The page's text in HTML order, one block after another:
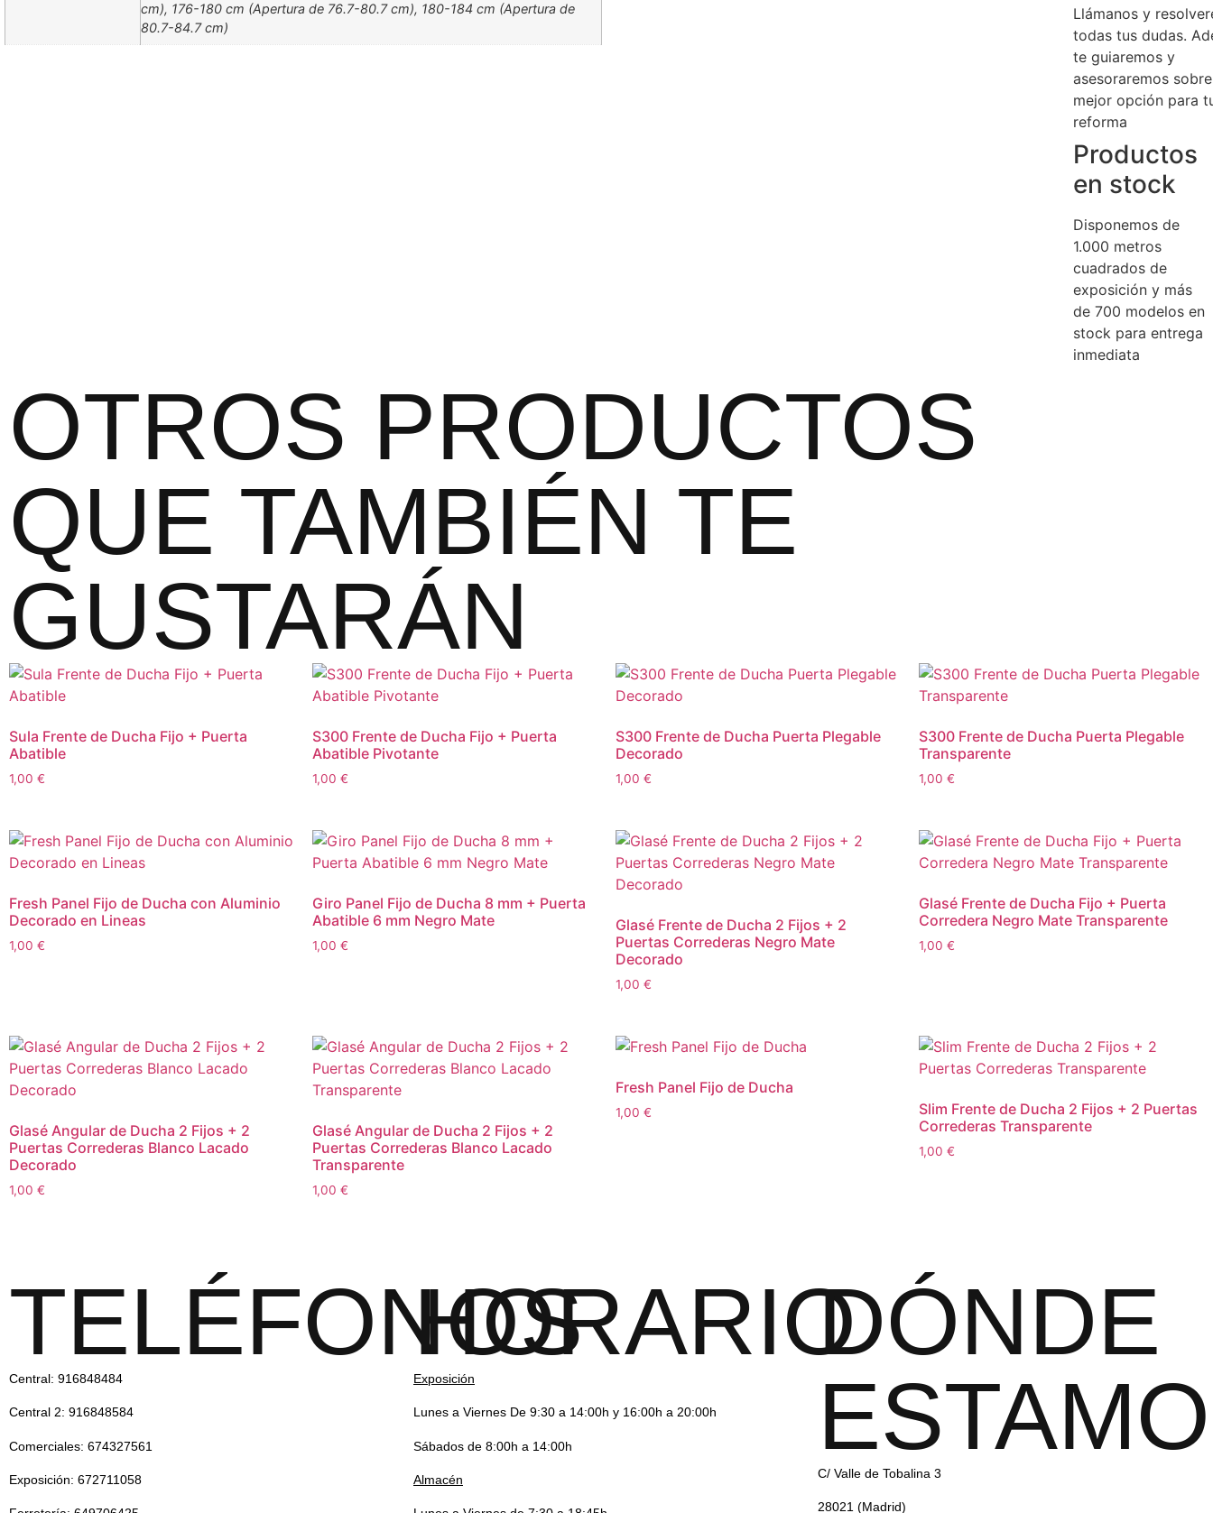
cm), 176-180 cm (Apertura de 76.7-80.7 cm), 180-184 cm (Apertura de
80.7-84.7 cm)
Llámanos y
todas tus dudas.
te guiaremos y
asesoraremos
mejor opción para
reforma
Productos
en stock
Disponemos de
1.000 metros
cuadrados de
exposición y más
de 700 modelos en
stock para entrega
inmediata
OTROS PRODUCTOS
QUE TAMBIÉN TE
GUSTARÁN
Sula Frente de Ducha Fijo + Puerta
Abatible
1,00 €
S300 Frente de Ducha Fijo + Puerta
Abatible Pivotante
1,00 €
S300 Frente de Ducha Puerta Plegable
Decorado
1,00 €
S300 Frente de Ducha Puerta Plegable
Transparente
1,00 €
Fresh Panel Fijo de Ducha con Aluminio
Decorado en Lineas
1,00 €
Giro Panel Fijo de Ducha 8 mm + Puerta
Abatible 6 mm Negro Mate
1,00 €
Glasé Frente de Ducha 2 Fijos + 2
Puertas Correderas Negro Mate
Decorado
1,00 €
Glasé Frente de Ducha Fijo + Puerta
Corredera Negro Mate Transparente
1,00 €
Glasé Angular de Ducha 2 Fijos + 2
Puertas Correderas Blanco Lacado
Decorado
1,00 €
Glasé Angular de Ducha 2 Fijos + 2
Puertas Correderas Blanco Lacado
Transparente
1,00 €
Fresh Panel Fijo de Ducha
1,00 €
Slim Frente de Ducha 2 Fijos + 2 Puertas
Correderas Transparente
1,00 €
TELÉFONOS
Central: 916848484
Central 2: 916848584
Comerciales: 674327561
Exposición: 672711058
HORARIO
Exposición
Lunes a Viernes De 9:30 a 14:00h y 16:00h a 20:00h
Sábados de 8:00h a 14:00h
Almacén
DÓNDE
C/ Valle de Tobalina 3
28021 (Madrid)